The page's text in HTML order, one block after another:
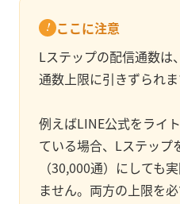
ここに注意
Lステップの配信通数は
通数上限に引きずられま
例えばLINE公式をライ
ている場合、Lステップ
（30,000通）にしても
ません。両方の上限を